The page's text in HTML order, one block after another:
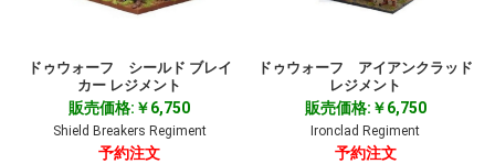
ドゥウォーフ シールド ブレイ
カー レジメント
販売価格:￥6,750
Shield Breakers Regiment
予約注文
ドゥウォーフ アイアンクラッド
レジメント
販売価格:￥6,750
Ironclad Regiment
予約注文